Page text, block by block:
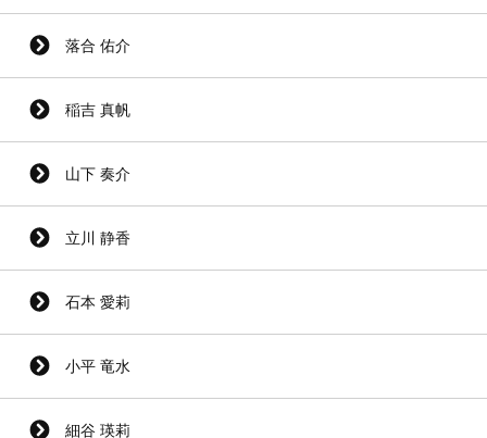
落合 佑介
稲吉 真帆
山下 奏介
立川 静香
石本 愛莉
小平 竜水
細谷 瑛莉